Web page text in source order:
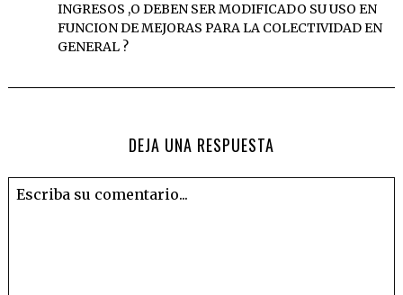
INGRESOS ,O DEBEN SER MODIFICADO SU USO EN
FUNCION DE MEJORAS PARA LA COLECTIVIDAD EN
GENERAL ?
DEJA UNA RESPUESTA